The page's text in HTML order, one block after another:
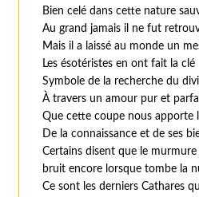
Bien celé dans cette nature
Au grand jamais il ne fut
Mais il a laissé au monde un
Les ésotéristes en ont fait la clé
Symbole de la recherche du
À travers un amour pur et
Que cette coupe nous apporte
De la connaissance et de ses
Certains disent que le murmure
bruit encore lorsque tombe la
Ce sont les derniers Cathares